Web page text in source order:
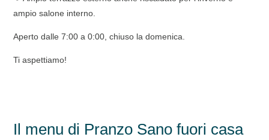
ampio salone interno.
Aperto dalle 7:00 a 0:00, chiuso la domenica.
Ti aspettiamo!
Il menu di Pranzo Sano fuori casa